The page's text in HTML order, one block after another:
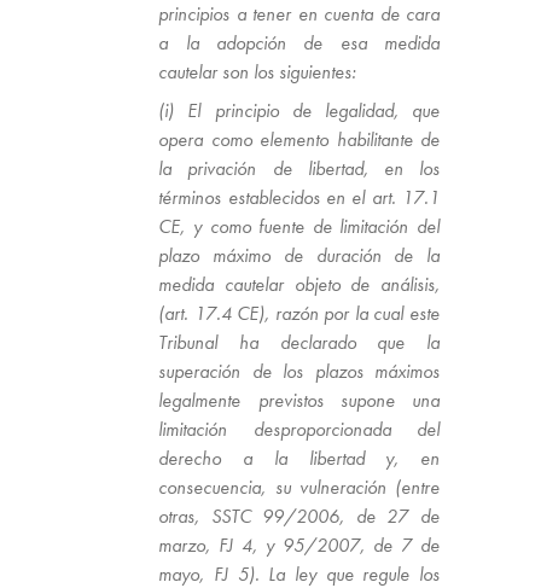
principios a tener en cuenta de cara
a la adopción de esa medida
cautelar son los siguientes:
(i) El principio de legalidad, que
opera como elemento habilitante de
la privación de libertad, en los
términos establecidos en el art. 17.1
CE, y como fuente de limitación del
plazo máximo de duración de la
medida cautelar objeto de análisis,
(art. 17.4 CE), razón por la cual este
Tribunal ha declarado que la
superación de los plazos máximos
legalmente previstos supone una
limitación desproporcionada del
derecho a la libertad y, en
consecuencia, su vulneración (entre
otras, SSTC 99/2006, de 27 de
marzo, FJ 4, y 95/2007, de 7 de
mayo, FJ 5). La ley que regule los